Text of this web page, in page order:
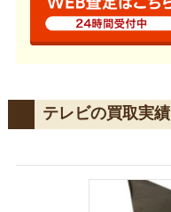
テレビの買取実績